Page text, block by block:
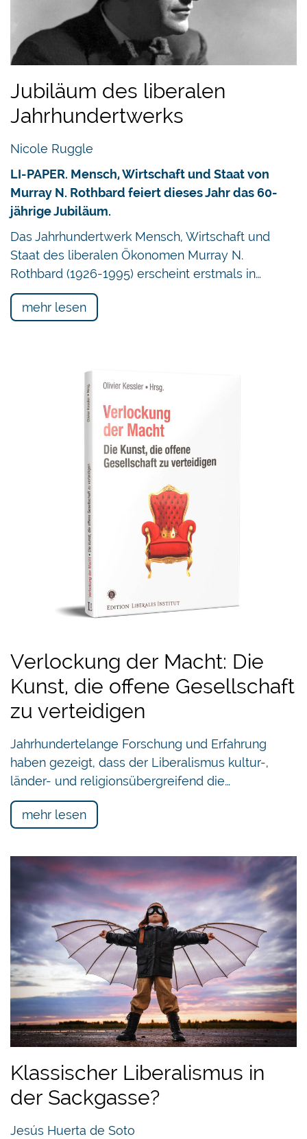
Jubiläum des liberalen
Jahrhundertwerks
Nicole Ruggle
LI-PAPER. Mensch, Wirtschaft und Staat von
Murray N. Rothbard feiert dieses Jahr das 60-
jährige Jubiläum.
Das Jahrhundertwerk Mensch, Wirtschaft und
Staat des liberalen Ökonomen Murray N.
Rothbard (1926-1995) erscheint erstmals in…
mehr lesen
Verlockung der Macht: Die
Kunst, die offene Gesellschaft
zu verteidigen
Jahrhundertelange Forschung und Erfahrung
haben gezeigt, dass der Liberalismus kultur-,
länder- und religionsübergreifend die…
mehr lesen
Klassischer Liberalismus in
der Sackgasse?
Jesús Huerta de Soto